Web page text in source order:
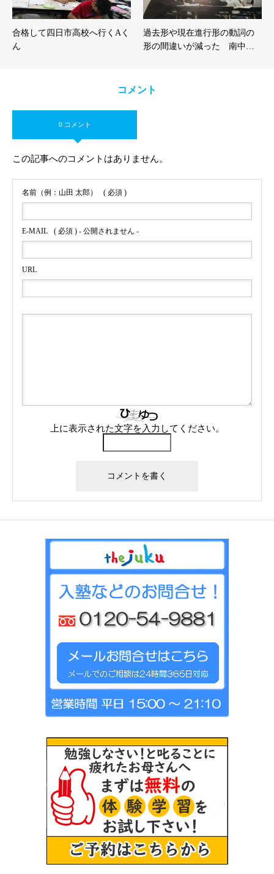
合格して四日市高校へ行くAく
ん
過去形や現在進行形の動詞の
形の間違いが減った 南中…
コメント
0 コメント
この記事へのコメントはありません。
名前（例：山田 太郎） ( 必須 )
E-MAIL ( 必須 ) - 公開されません -
URL
上に表示された文字を入力してください。